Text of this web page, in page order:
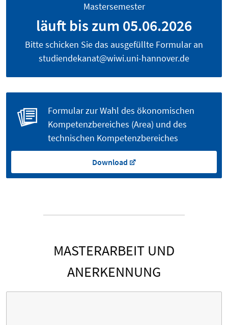
Mastersemester
läuft bis zum 05.06.2026
Bitte schicken Sie das ausgefüllte Formular an
studiendekanat@wiwi.uni-hannover.de
Formular zur Wahl des ökonomischen
Kompetenzbereiches (Area) und des
technischen Kompetenzbereiches
Download
MASTERARBEIT UND
ANERKENNUNG